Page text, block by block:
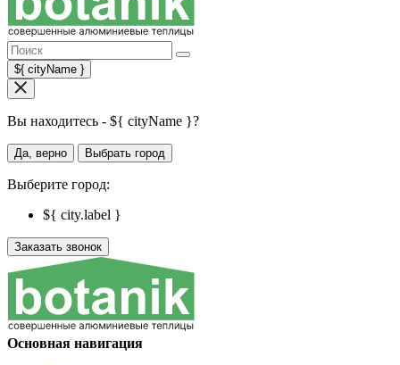
${ cityName }
Вы находитесь - ${ cityName }?
Да, верно Выбрать город
Выберите город:
${ city.label }
Заказать звонок
Основная навигация